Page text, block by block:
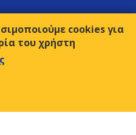
cookies για
του χρήστη